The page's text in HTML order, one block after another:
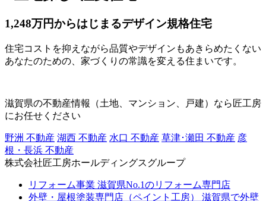
1,248万円からはじまるデザイン規格住宅
住宅コストを抑えながら品質やデザインもあきらめたくない
あなたのための、家づくりの常識を変える住まいです。
滋賀県の不動産情報（土地、マンション、戸建）なら匠工房
にお任せください
野洲 不動産 湖西 不動産 水口 不動産 草津･瀬田 不動産 彦
根・長浜 不動産
株式会社匠工房ホールディングスグループ
リフォーム事業 滋賀県No.1のリフォーム専門店
外壁・屋根塗装専門店（ペイント工房）
滋賀県で外壁